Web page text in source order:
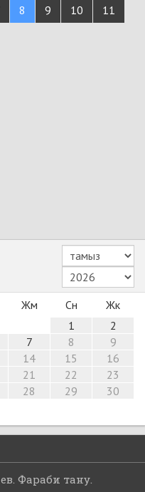
8 9 10
11
Жм Сн
Жк
1
2
7 8
9
14 15
16
21 22
23
28 29
30
Фараби тану.